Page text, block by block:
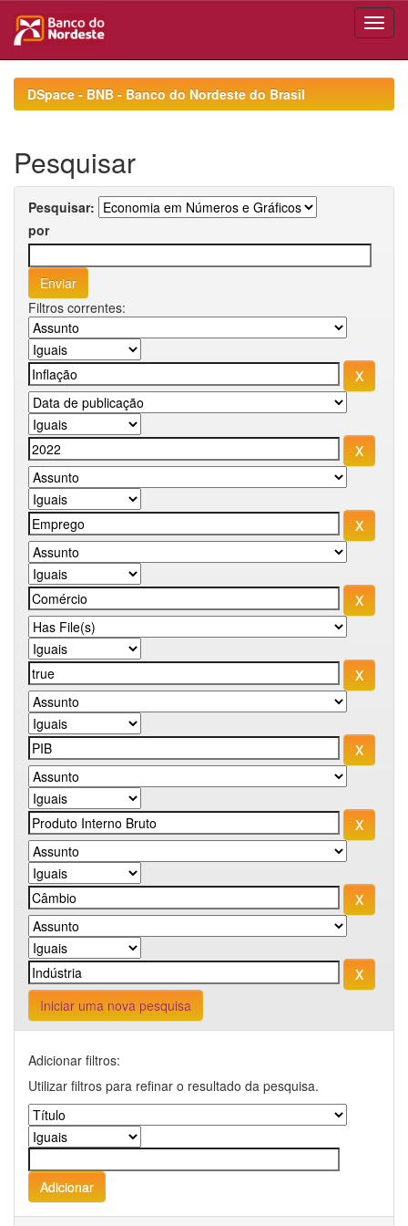
navigationDSpace - BNB - Banco do Nordeste do Brasil
Pesquisar
Pesquisar:
por
Filtros correntes:
Iniciar uma nova pesquisa
Adicionar filtros:
Utilizar filtros para refinar o resultado da pesquisa.